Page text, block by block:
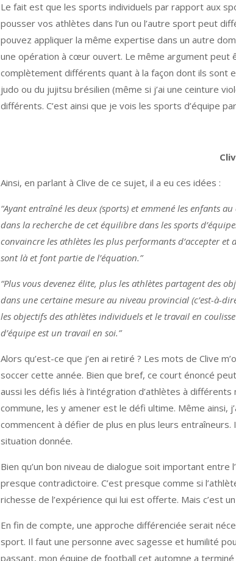
Le fait est que les sports individuels par rapport aux
pousser vos athlètes dans l’un ou l’autre sport peut
pouvez appliquer la même expertise dans un autre
une opération à cœur ouvert. Le même argument peut
complètement différents quant à la façon dont ils sont
judo ou du jujitsu brésilien (même si j’ai une ceinture
différents. C’est ainsi que je vois les sports d’équipe
Ainsi, en parlant à Clive de ce sujet, il a eu ces idées :
“Ayant entraîné les deux (sports) et emmené les enfants
dans la recherche de cet équilibre dans les sports
convaincre les athlètes les plus performants d’accepter
sont là et font partie de l’équation.”
“Plus vous devenez élite, plus les athlètes partagent des
dans une certaine mesure au niveau provincial (c’est-à-
les objectifs des athlètes individuels et le travail en
d’équipe est un travail en soi.”
Alors qu’est-ce que j’en ai retiré ? Les mots de Clive
soccer cette année. Bien que bref, ce court énoncé
aussi les défis liés à l’intégration d’athlètes à
commune, les y amener est le défi ultime. Même ainsi,
commencent à défier de plus en plus leurs entraîneurs.
situation donnée.
Bien qu’un bon niveau de dialogue soit important entre
presque contradictoire. C’est presque comme si
richesse de l’expérience qui lui est offerte. Mais c’est
En fin de compte, une approche différenciée serait
sport. Il faut une personne avec sagesse et humilité
passant, mon équipe de football cet automne a